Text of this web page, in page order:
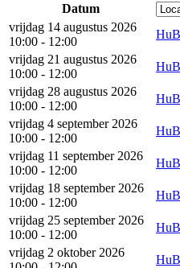
Datum
vrijdag 14 augustus 2026
10:00 - 12:00
vrijdag 21 augustus 2026
10:00 - 12:00
vrijdag 28 augustus 2026
10:00 - 12:00
vrijdag 4 september 2026
10:00 - 12:00
vrijdag 11 september 2026
10:00 - 12:00
vrijdag 18 september 2026
10:00 - 12:00
vrijdag 25 september 2026
10:00 - 12:00
vrijdag 2 oktober 2026